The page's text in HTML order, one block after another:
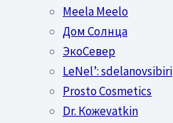
Meela Meelo
Дом Солнца
ЭкоСевер
LeNel’: sdelanovsibiri
Prosto Cosmetics
Dr. Кожеvatkin